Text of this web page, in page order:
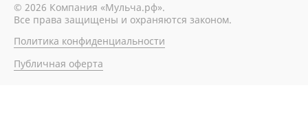
© 2026 Компания «Мульча.рф».
Все права защищены и охраняются законом.
Политика конфиденциальности
Публичная оферта